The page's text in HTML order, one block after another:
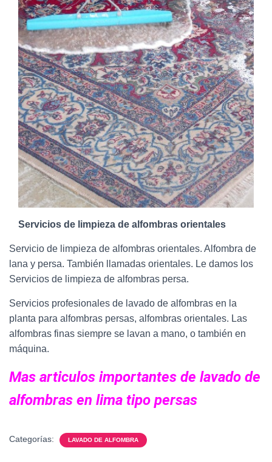
Servicios de limpieza de alfombras orientales
Servicio de limpieza de alfombras orientales. Alfombra de
lana y persa. También llamadas orientales. Le damos los
Servicios de limpieza de alfombras persa.
Servicios profesionales de lavado de alfombras en la
planta para alfombras persas, alfombras orientales. Las
alfombras finas siempre se lavan a mano, o también en
máquina.
Mas articulos importantes de lavado de
alfombras en lima tipo persas
Categorías: LAVADO DE ALFOMBRA